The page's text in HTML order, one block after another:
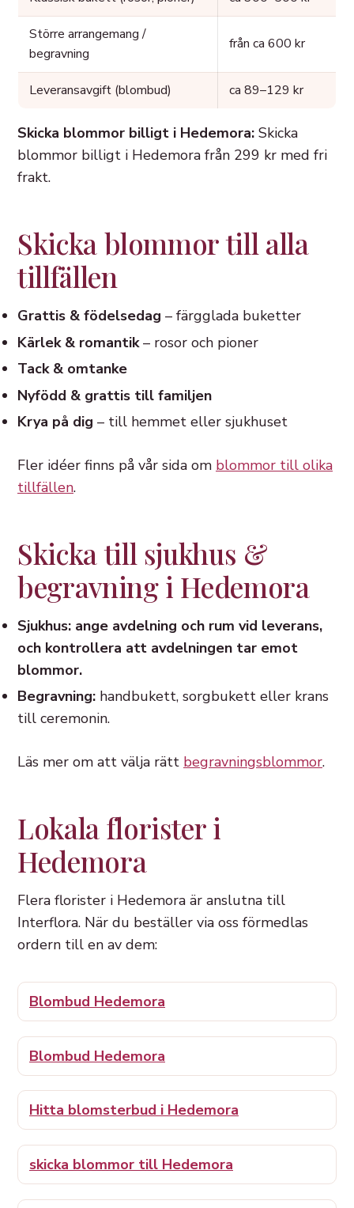
Större arrangemang /
begravning
från ca 600 kr
Leveransavgift (blombud) ca 89–129 kr
Skicka blommor billigt i Hedemora: Skicka
blommor billigt i Hedemora från 299 kr med fri
frakt.
Skicka blommor till alla
tillfällen
Grattis & födelsedag – färgglada buketter
Kärlek & romantik– rosor och pioner
Tack & omtanke
Nyfödd & grattis till familjen
Krya på dig – till hemmet eller sjukhuset
Fler idéer finns på vår sida om blommor till olika
tillfällen.
Skicka till sjukhus &
begravning i Hedemora
Sjukhus: ange avdelning och rum vid leverans,
och kontrollera att avdelningen tar emot
blommor.
Begravning: handbukett, sorgbukett eller krans
till ceremonin.
Läs mer om att välja rätt begravningsblommor.
Lokala florister i
Hedemora
Flera florister i Hedemora är anslutna till
Interflora. När du beställer via oss förmedlas
ordern till en av dem:
Blombud Hedemora
Blombud Hedemora
Hitta blomsterbud i Hedemora
skicka blommor till Hedemora